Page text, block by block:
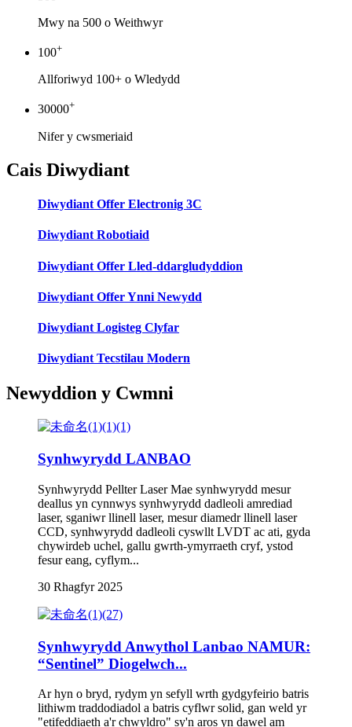
Mwy na 500 o Weithwyr
100+
Allforiwyd 100+ o Wledydd
30000+
Nifer y cwsmeriaid
Cais Diwydiant
Diwydiant Offer Electronig 3C
Diwydiant Robotiaid
Diwydiant Offer Lled-ddargludyddion
Diwydiant Offer Ynni Newydd
Diwydiant Logisteg Clyfar
Diwydiant Tecstilau Modern
Newyddion y Cwmni
Synhwyrydd LANBAO
Synhwyrydd Pellter Laser Mae synhwyrydd mesur
deallus yn cynnwys synhwyrydd dadleoli amrediad
laser, sganiwr llinell laser, mesur diamedr llinell laser
CCD, synhwyrydd dadleoli cyswllt LVDT ac ati, gyda
chywirdeb uchel, gallu gwrth-ymyrraeth cryf, ystod
fesur eang, cyflym...
30 Rhagfyr 2025
Synhwyrydd Anwythol Lanbao NAMUR:
“Sentinel” Diogelwch...
Ar hyn o bryd, rydym yn sefyll wrth gydgyfeirio batris
lithiwm traddodiadol a batris cyflwr solid, gan weld yr
"etifeddiaeth a'r chwyldro" sy'n aros yn dawel am